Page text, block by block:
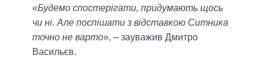
«Будемо спостерігати, придумають щось
чи ні. Але поспішати з відставкою Ситника
точно не варто», – зауважив Дмитро
Васильєв.